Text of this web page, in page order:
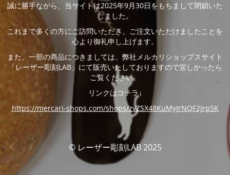
誠に勝手ながら、当サイトは2025年9月30日をもちまして閉鎖いた
しました。
これまで多くの方にご訪問いただき、ご注文いただけましたことを
心より御礼申し上げます。
また、一部の商品につきましては、弊社メルカリショップスサイト
「レーザー彫刻LAB」にて販売いたしておりますので宜しかったら
ご覧ください。
リンクはコチラ↓
https://mercari-shops.com/shops/zvZSX48KuMyJrNQF2Jrp5K
© レーザー彫刻LAB 2025